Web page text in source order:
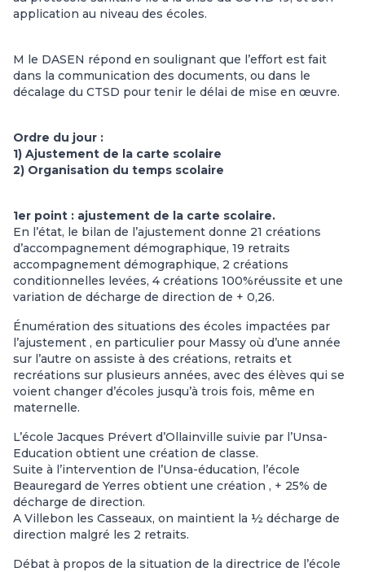
application au niveau des écoles.
M le DASEN répond en soulignant que l’effort est fait
dans la communication des documents, ou dans le
décalage du CTSD pour tenir le délai de mise en œuvre.
Ordre du jour :
1) Ajustement de la carte scolaire
2) Organisation du temps scolaire
1er point : ajustement de la carte scolaire.
En l’état, le bilan de l’ajustement donne 21 créations
d’accompagnement démographique, 19 retraits
accompagnement démographique, 2 créations
conditionnelles levées, 4 créations 100%réussite et une
variation de décharge de direction de + 0,26.
Énumération des situations des écoles impactées par
l’ajustement , en particulier pour Massy où d’une année
sur l’autre on assiste à des créations, retraits et
recréations sur plusieurs années, avec des élèves qui se
voient changer d’écoles jusqu’à trois fois, même en
maternelle.
L’école Jacques Prévert d’Ollainville suivie par l’Unsa-
Education obtient une création de classe.
Suite à l’intervention de l’Unsa-éducation, l’école
Beauregard de Yerres obtient une création , + 25% de
décharge de direction.
A Villebon les Casseaux, on maintient la ½ décharge de
direction malgré les 2 retraits.
Débat à propos de la situation de la directrice de l’école